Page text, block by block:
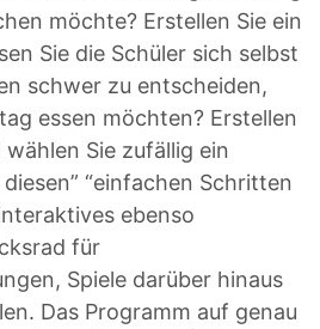
möchte? Erstellen Sie ein
Sie die Schüler sich selbst
schwer zu entscheiden,
essen möchten? Erstellen
Sie zufällig ein
“einfachen Schritten
ebenso
für
Spiele darüber hinaus
Das Programm auf genau